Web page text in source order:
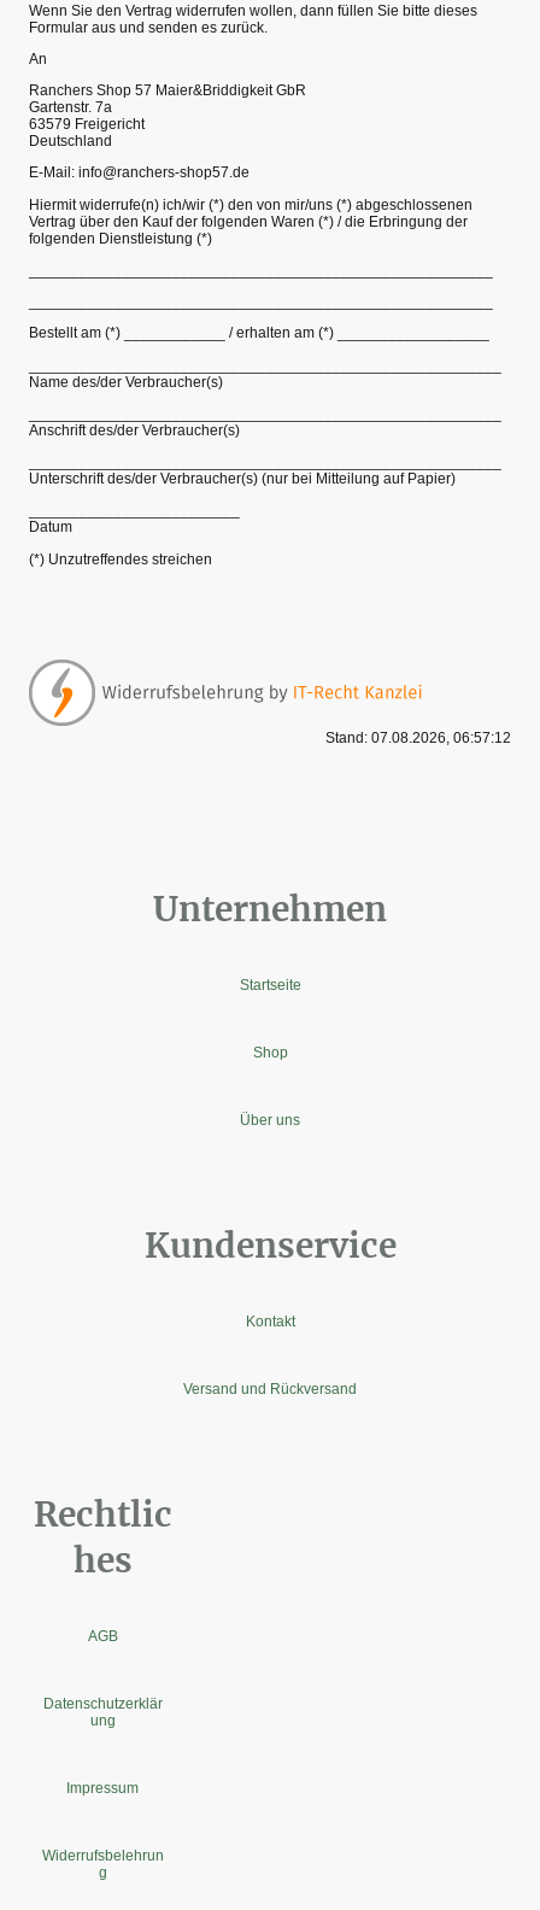
Wenn Sie den Vertrag widerrufen wollen, dann füllen Sie bitte dieses
Formular aus und senden es zurück.
An
Ranchers Shop 57 Maier&Briddigkeit GbR
Gartenstr. 7a
63579 Freigericht
Deutschland
E-Mail: info@ranchers-shop57.de
Hiermit widerrufe(n) ich/wir (*) den von mir/uns (*) abgeschlossenen
Vertrag über den Kauf der folgenden Waren (*) / die Erbringung der
folgenden Dienstleistung (*)
Bestellt am (*) ____________ / erhalten am (*) __________________
Name des/der Verbraucher(s)
Anschrift des/der Verbraucher(s)
Unterschrift des/der Verbraucher(s) (nur bei Mitteilung auf Papier)
Datum
(*) Unzutreffendes streichen
Stand: 07.08.2026, 06:57:12
Unternehmen
Startseite
Shop
Über uns
Kundenservice
Kontakt
Versand und Rückversand
Rechtlic
hes
AGB
Datenschutzerklär
ung
Impressum
Widerrufsbelehrun
g